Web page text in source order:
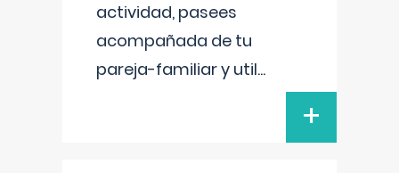
actividad, pasees
acompañada de tu
pareja-familiar y util...
+